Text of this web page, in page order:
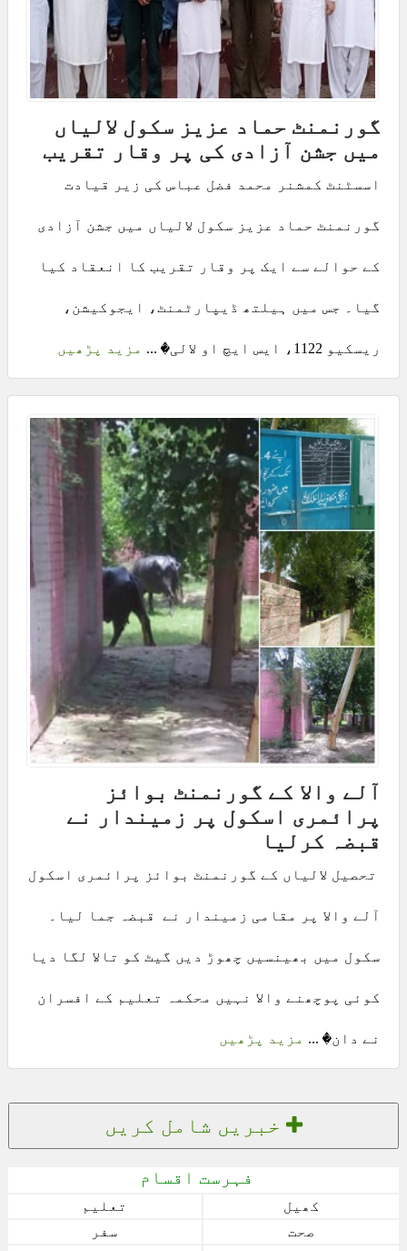
گورنمنٹ حماد عزیز سکول لالیاں
میں جشن آزادی کی پر وقار تقریب
اسسٹنٹ کمشنر محمد فضل عباس کی زیر قیادت
گورنمنٹ حماد عزیز سکول لالیاں میں جشن آزادی
کے حوالے سے ایک پر وقار تقریب کا انعقاد کیا
گیا۔ جس میں ہیلتھ ڈیپارٹمنٹ، ایجوکیشن،
ریسکیو 1122، ایس ایچ او لالی� ... مزید پڑھیں
آلے والا کے گورنمنٹ بوائز
پرائمری اسکول پر زمیندار نے
قبضہ کرلیا
تحصیل لالیاں کے گورنمنٹ بوائز پرائمری اسکول
آلے والا پر مقامی زمیندار نے قبضہ جما لیا۔
سکول میں بھینسیں چھوڑ دیں گیٹ کو تالا لگا دیا
کوئی پوچھنے والا نہیں محکمہ تعلیم کے افسران
نے دان� ... مزید پڑھیں
خبریں شامل کریں
فہرست اقسام
کھیل
تعلیم
صحت
سفر